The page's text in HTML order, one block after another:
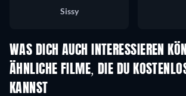
Sissy
WAS DICH AUCH INTERESSIEREN
ÄHNLICHE FILME, DIE DU
KANNST